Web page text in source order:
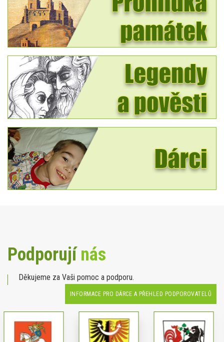
Podporujínás
Děkujeme za Vaši pomoc a podporu.
INFORMACE PRO DÁRCE A PŘEHLED PODPOROVATELŮ